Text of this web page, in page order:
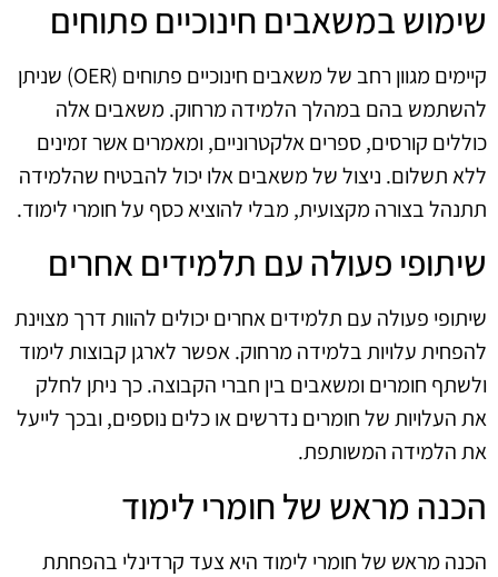
שימוש במשאבים חינוכיים פתוחים
קיימים מגוון רחב של משאבים חינוכיים פתוחים (OER) שניתן
להשתמש בהם במהלך הלמידה מרחוק. משאבים אלה
כוללים קורסים, ספרים אלקטרוניים, ומאמרים אשר זמינים
ללא תשלום. ניצול של משאבים אלו יכול להבטיח שהלמידה
תתנהל בצורה מקצועית, מבלי להוציא כסף על חומרי לימוד.
שיתופי פעולה עם תלמידים אחרים
שיתופי פעולה עם תלמידים אחרים יכולים להוות דרך מצוינת
להפחית עלויות בלמידה מרחוק. אפשר לארגן קבוצות לימוד
ולשתף חומרים ומשאבים בין חברי הקבוצה. כך ניתן לחלק
את העלויות של חומרים נדרשים או כלים נוספים, ובכך לייעל
את הלמידה המשותפת.
הכנה מראש של חומרי לימוד
הכנה מראש של חומרי לימוד היא צעד קרדינלי בהפחתת